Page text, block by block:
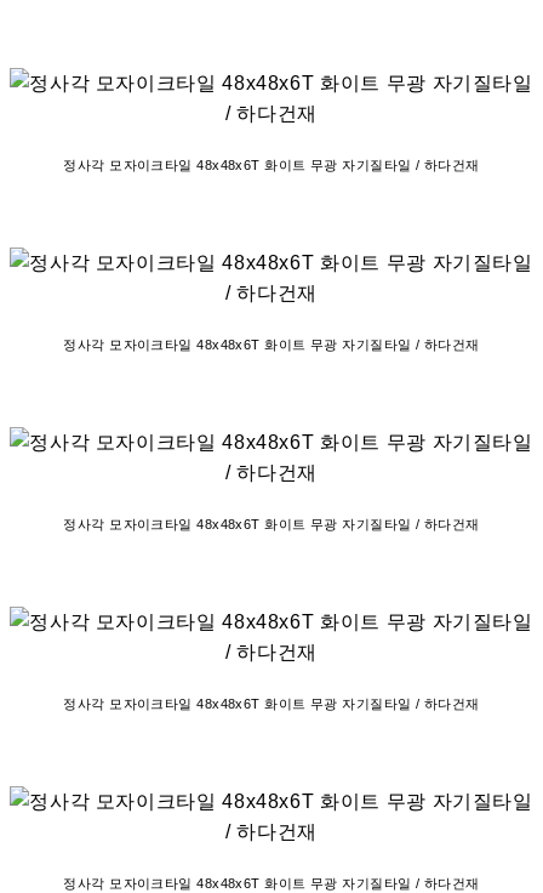
정사각 모자이크타일 48x48x6T 화이트 무광 자기질타일 / 하다건재
정사각 모자이크타일 48x48x6T 화이트 무광 자기질타일 / 하다건재
정사각 모자이크타일 48x48x6T 화이트 무광 자기질타일 / 하다건재
정사각 모자이크타일 48x48x6T 화이트 무광 자기질타일 / 하다건재
정사각 모자이크타일 48x48x6T 화이트 무광 자기질타일 / 하다건재